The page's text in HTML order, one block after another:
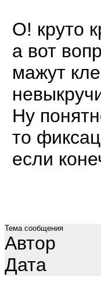
О! круто
а вот
мажут
Ну
то
если
Тема сообщения
Автор
Дата